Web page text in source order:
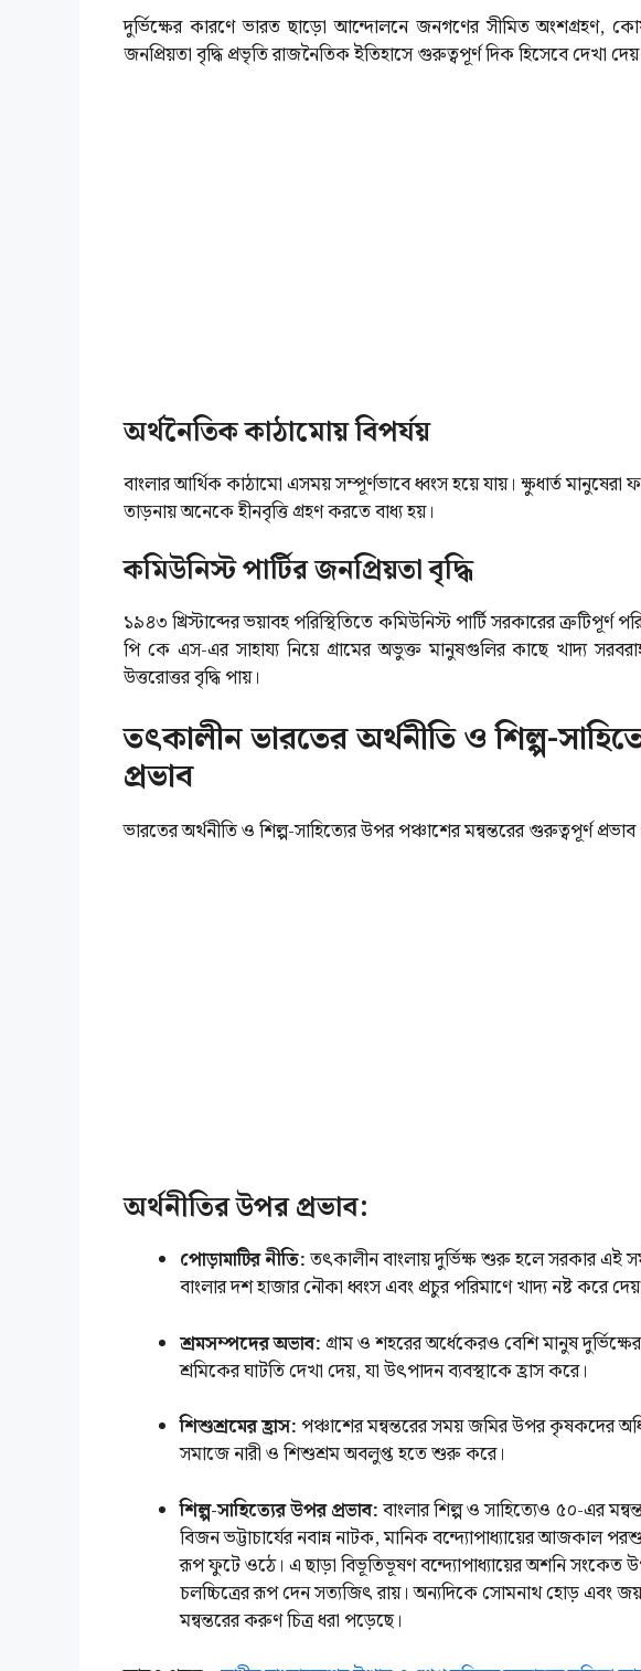
দুর্ভিক্ষের কারণে ভারত ছাড়ো আন্দোলনে জনগণের সীমিত অংশগ্রহণ,
জনপ্রিয়তা বৃদ্ধি প্রভৃতি রাজনৈতিক ইতিহাসে গুরুত্বপূর্ণ দিক হিসেবে দেখা
অর্থনৈতিক কাঠামোয় বিপর্যয়
বাংলার আর্থিক কাঠামো এসময় সম্পূর্ণভাবে ধ্বংস হয়ে যায়। ক্ষুধার্ত মানুষেরা
তাড়নায় অনেকে হীনবৃত্তি গ্রহণ করতে বাধ্য হয়।
কমিউনিস্ট পার্টির জনপ্রিয়তা বৃদ্ধি
১৯৪৩ খ্রিস্টাব্দের ভয়াবহ পরিস্থিতিতে কমিউনিস্ট পার্টি সরকারের ত্রুটিপূর্ণ
পি কে এস-এর সাহায্য নিয়ে গ্রামের অভুক্ত মানুষগুলির কাছে খাদ্য
উত্তরোত্তর বৃদ্ধি পায়।
তৎকালীন ভারতের অর্থনীতি ও শিল্প-
প্রভাব
ভারতের অর্থনীতি ও শিল্প-সাহিত্যের উপর পঞ্চাশের মন্বন্তরের গুরুত্বপূর্ণ
অর্থনীতির উপর প্রভাব:
পোড়ামাটির নীতি:তৎকালীন বাংলায় দুর্ভিক্ষ শুরু হলে সরকার এই
বাংলার দশ হাজার নৌকা ধ্বংস এবং প্রচুর পরিমাণে খাদ্য নষ্ট করে
শ্রমসম্পদের অভাব:গ্রাম ও শহরের অর্ধেকেরও বেশি মানুষ
শ্রমিকের ঘাটতি দেখা দেয়, যা উৎপাদন ব্যবস্থাকে হ্রাস করে।
শিশুশ্রমের হ্রাস:পঞ্চাশের মন্বন্তরের সময় জমির উপর কৃষকদের
সমাজে নারী ও শিশুশ্রম অবলুপ্ত হতে শুরু করে।
শিল্প-সাহিত্যের উপর প্রভাব:বাংলার শিল্প ও সাহিত্যেও ৫০-এর
বিজন ভট্টাচার্যের নবান্ন নাটক, মানিক বন্দ্যোপাধ্যায়ের আজকাল
রূপ ফুটে ওঠে। এ ছাড়া বিভূতিভূষণ বন্দ্যোপাধ্যায়ের অশনি সংকেত
চলচ্চিত্রের রূপ দেন সত্যজিৎ রায়। অন্যদিকে সোমনাথ হোড় এবং
মন্বন্তরের করুণ চিত্র ধরা পড়েছে।